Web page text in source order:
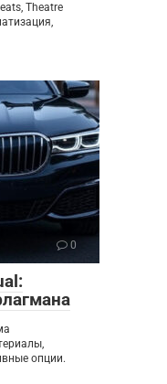
Theatre
0
опции.